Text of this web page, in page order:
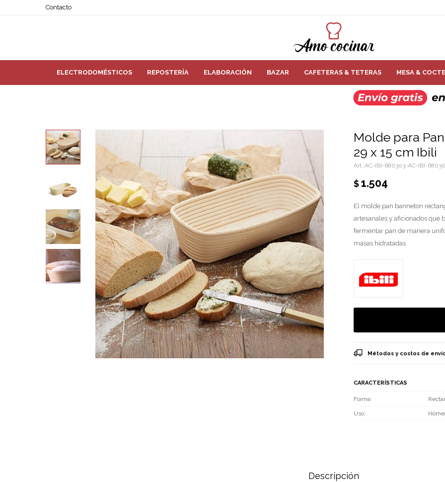
ELECTRODOMÉSTICOS REPOSTERÍA ELABORACIÓN BAZAR CAFETERAS & TETERAS MESA &
Contacto
Molde para
29 x 15 cm Ibili
AC-IBI-680303-AC-IBI-
$1.504
El molde pan banneton
artesanales y aficionados que
fermentar pan de manera
masas hidratadas.
Métodos y costos de
CARACTERÍSTICAS
Forma
Uso
Descripción